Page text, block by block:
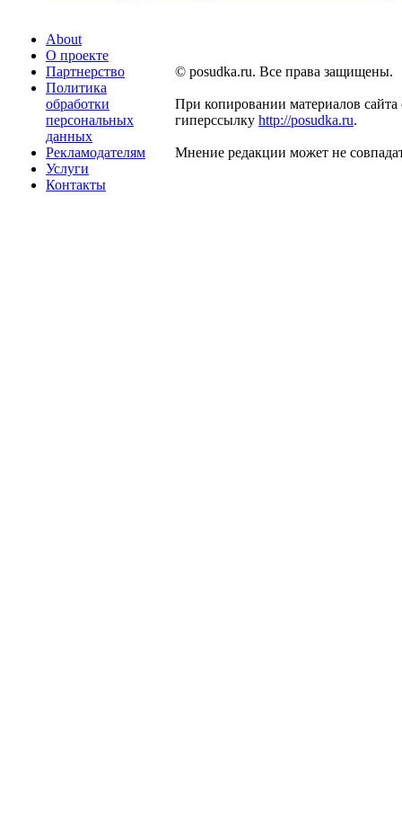
About
О проекте
Партнерство
Политика
обработки
персональных
данных
Рекламодателям
Услуги
Контакты
© posudka.ru. Все права защищены.
При копировании материалов сайта
гиперссылку http://posudka.ru.
Мнение редакции может не